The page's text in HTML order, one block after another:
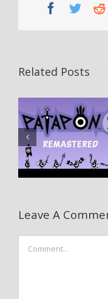
Facebook
Related Posts
Leave A